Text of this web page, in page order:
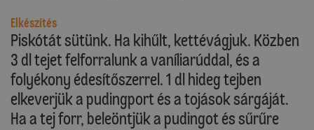
Elkészítés
Piskótát sütünk. Ha kihűlt, kettévágjuk. Közben
3 dl tejet felforralunk a vaníliarúddal, és a
folyékony édesítőszerrel. 1 dl hideg tejben
elkeverjük a pudingport és a tojások sárgáját.
Ha a tej forr, beleöntjük a pudingot és sűrűre